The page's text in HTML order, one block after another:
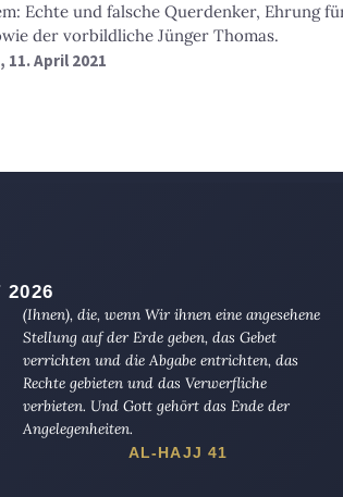
Echte und falsche Querdenker, Ehrung
der vorbildliche Jünger Thomas.
, 11. April 2021
2026
(Ihnen), die, wenn Wir ihnen eine angesehene
Stellung auf der Erde geben, das Gebet
verrichten und die Abgabe entrichten, das
Rechte gebieten und das Verwerfliche
verbieten. Und Gott gehört das Ende der
Angelegenheiten.
AL-HAJJ 41